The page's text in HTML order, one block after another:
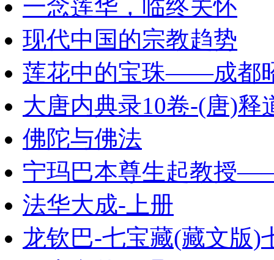
一念莲华，临终关怀
现代中国的宗教趋势
莲花中的宝珠——成都
大唐内典录10卷-(唐)释
佛陀与佛法
宁玛巴本尊生起教授
法华大成-上册
龙钦巴-七宝藏(藏文版)